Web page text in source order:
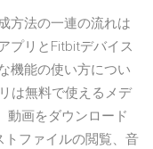
方法の一連の流れは
プリとFitbitデバイス
機能の使い方につい
は無料で使えるメデ
動画をダウンロード
トファイルの閲覧、音